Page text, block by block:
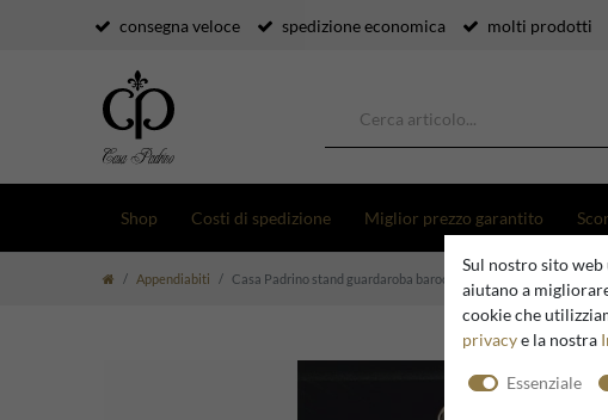
consegna veloce spedizione economica molti prodotti
Shop Costi di spedizione Miglior prezzo garantito
Appendiabiti Casa Padrino stand guardaroba barocco di lusso nero / argento A.
Sul nostro sito
aiutano a
cookie che
privacye la nostra
Essenziale